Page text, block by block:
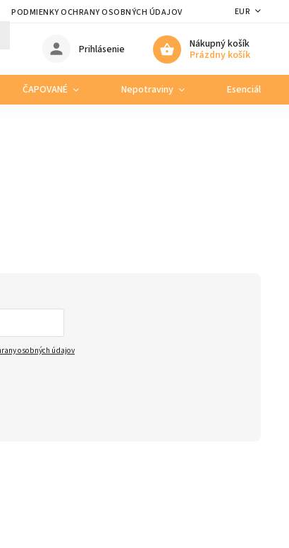
PODMIENKY OCHRANY OSOBNÝCH ÚDAJOV EUR
Nákupný košík
Prázdny košík
Prihlásenie
ČAPOVANÉ Nepotraviny Esenciálne
osobných údajov